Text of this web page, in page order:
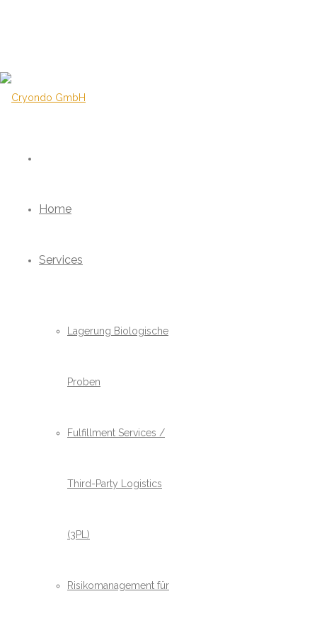
Home
Services
Lagerung Biologische
Proben
Fulfillment Services /
Third-Party Logistics
(3PL)
Risikomanagement für